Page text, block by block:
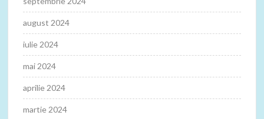
august 2024
iulie 2024
mai 2024
aprilie 2024
martie 2024